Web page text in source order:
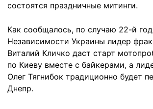
состоятся праздничные митинги.
Как сообщалось, по случаю 22-й
Независимости Украины лидер
Виталий Кличко даст старт
по Киеву вместе с байкерами, а
Олег Тягнибок традиционно будет
Днепр.